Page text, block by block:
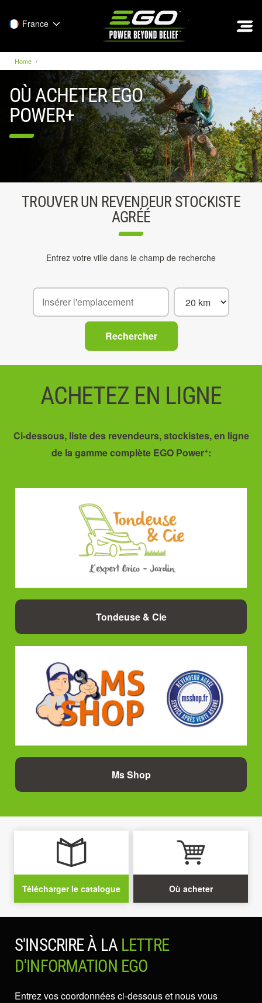
France
Home
OÙ ACHETER EGO
POWER+
TROUVER UN REVENDEUR STOCKISTE
AGRÉÉ
Entrez votre ville dans le champ de recherche
ACHETEZ EN LIGNE
Ci-dessous, liste des revendeurs, stockistes, en ligne
de la gamme complète EGO Power+:
Tondeuse & Cie
Ms Shop
Télécharger le catalogue Où acheter
S'INSCRIRE À LA LETTRE
D'INFORMATION EGO
Entrez vos coordonnées ci-dessous et nous vous